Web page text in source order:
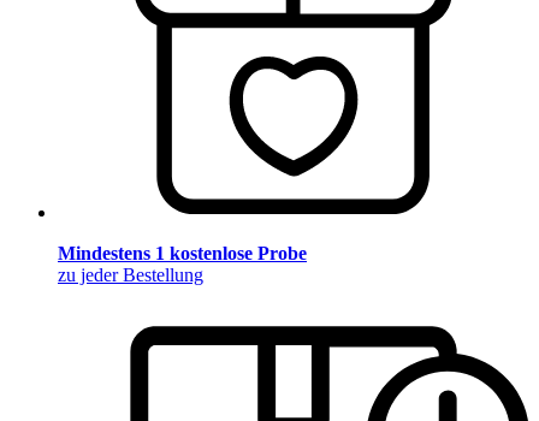
Mindestens 1 kostenlose Probe
zu jeder Bestellung